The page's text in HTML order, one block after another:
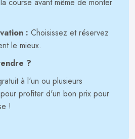
: Choisissez et réservez
le mieux.
?
à l'un ou plusieurs
profiter d'un bon prix pour
!